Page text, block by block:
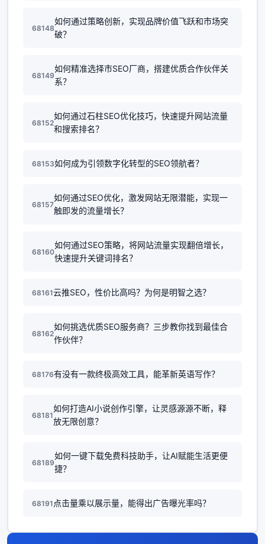
68148
如何通过策略创新，实现品牌价值飞跃和市场突
破？
68149
如何精准选择市SEO厂商，搭建优质合作伙伴关
系？
68152
如何通过石柱SEO优化技巧，快速提升网站流量
和搜索排名？
68153如何成为引领数字化转型的SEO领航者？
68157
如何通过SEO优化，激发网站无限潜能，实现一
触即发的流量增长？
68160
如何通过SEO策略，将网站流量实现翻倍增长，
快速提升关键词排名？
68161云推SEO，性价比高吗？为何是明智之选？
68162
如何挑选优质SEO服务商？三步教你找到最佳合
作伙伴？
68176有没有一款终极高效工具，能革新英语写作？
68181
如何打造AI小说创作引擎，让灵感源源不断，释
放无限创意？
68189
如何一键下载免费科技助手，让AI赋能生活更便
捷？
68191 点击量乘以展示量，能得出广告曝光率吗？